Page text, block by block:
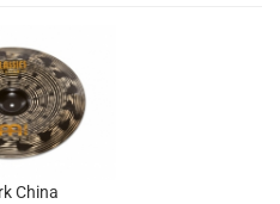
China